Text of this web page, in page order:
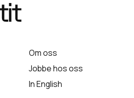
Om oss
Jobbe hos oss
In English